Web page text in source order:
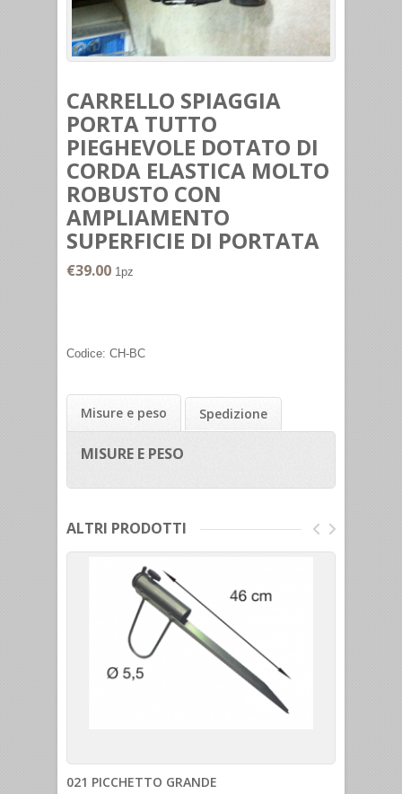
CARRELLO SPIAGGIA
PORTA TUTTO
PIEGHEVOLE DOTATO DI
CORDA ELASTICA MOLTO
ROBUSTO CON
AMPLIAMENTO
SUPERFICIE DI PORTATA
€39.00 1pz
Codice: CH-BC
Misure e peso Spedizione
MISURE E PESO
ALTRI PRODOTTI
021 PICCHETTO GRANDE